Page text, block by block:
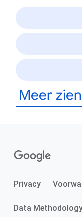
Meer zien
Privacy
Data Methodology